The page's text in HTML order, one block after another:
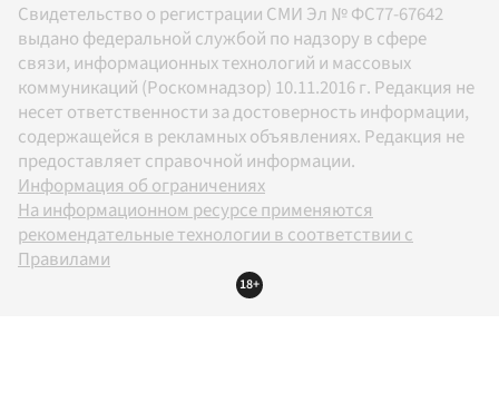
Свидетельство о регистрации СМИ Эл № ФС77-67642
выдано федеральной службой по надзору в сфере
связи, информационных технологий и массовых
коммуникаций (Роскомнадзор) 10.11.2016 г. Редакция не
несет ответственности за достоверность информации,
содержащейся в рекламных объявлениях. Редакция не
предоставляет справочной информации.
Информация об ограничениях
На информационном ресурсе применяются
рекомендательные технологии в соответствии с
Правилами
18+